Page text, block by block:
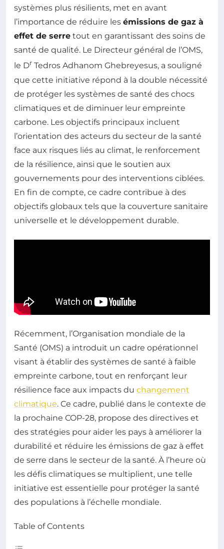
systèmes plus résilients, met en avant
l’importance de réduire les émissions de gaz à
effet de serre tout en garantissant des soins de
santé de qualité. Le Directeur général de l’OMS,
le Dr Tedros Adhanom Ghebreyesus, a souligné
que cette initiative répond à la double nécessité
de protéger les systèmes de santé des chocs
climatiques et de diminuer leur empreinte
carbone. Les objectifs principaux incluent
l’orientation des acteurs du secteur de la santé
face aux risques liés au climat, le renforcement
de la résilience, ainsi que le soutien aux
gouvernements pour des interventions ciblées.
En fin de compte, ce cadre contribue à des
objectifs globaux tels que la couverture sanitaire
universelle et le développement durable.
Récemment, l’Organisation mondiale de la
Santé (OMS) a introduit un cadre opérationnel
visant à établir des systèmes de santé à faible
empreinte carbone, tout en renforçant leur
résilience face aux impacts du changement
climatique. Ce cadre, publié dans le contexte de
la prochaine COP-28, propose des directives et
des stratégies pour aider les pays à améliorer la
durabilité et réduire les émissions de gaz à effet
de serre dans le secteur de la santé. À l’heure où
les défis climatiques se multiplient, une telle
initiative est essentielle pour protéger la santé
des populations à l’échelle mondiale.
Table of Contents